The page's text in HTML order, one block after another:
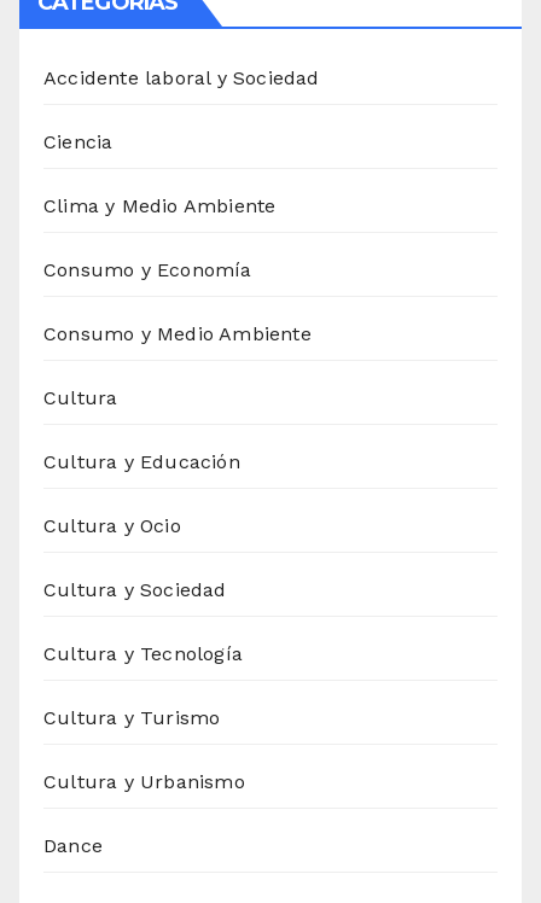
Accidente laboral y Sociedad
Ciencia
Clima y Medio Ambiente
Consumo y Economía
Consumo y Medio Ambiente
Cultura
Cultura y Educación
Cultura y Ocio
Cultura y Sociedad
Cultura y Tecnología
Cultura y Turismo
Cultura y Urbanismo
Dance